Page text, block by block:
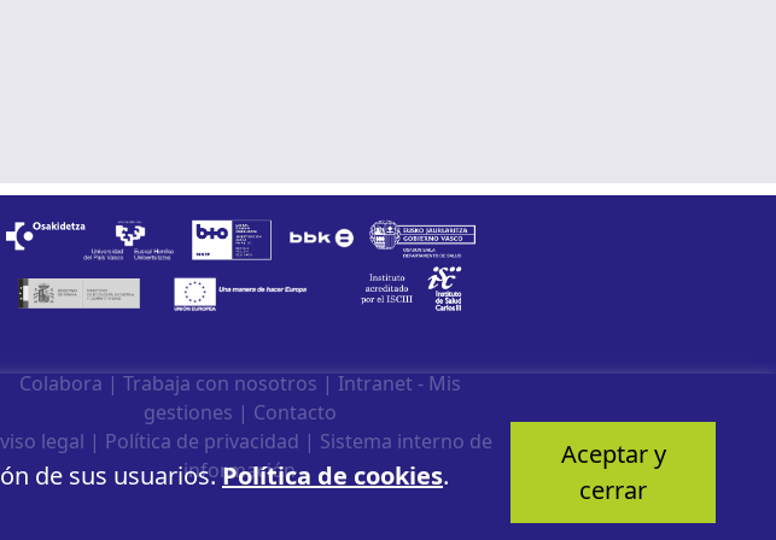
de sus usuarios.Política de cookies.
Aceptar y
cerrar
Colabora | Trabaja con nosotros | Intranet - Mis
gestiones | Contacto
legal | Política de privacidad | Sistema interno de
información